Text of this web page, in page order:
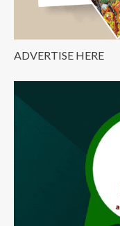
ADVERTISE HERE